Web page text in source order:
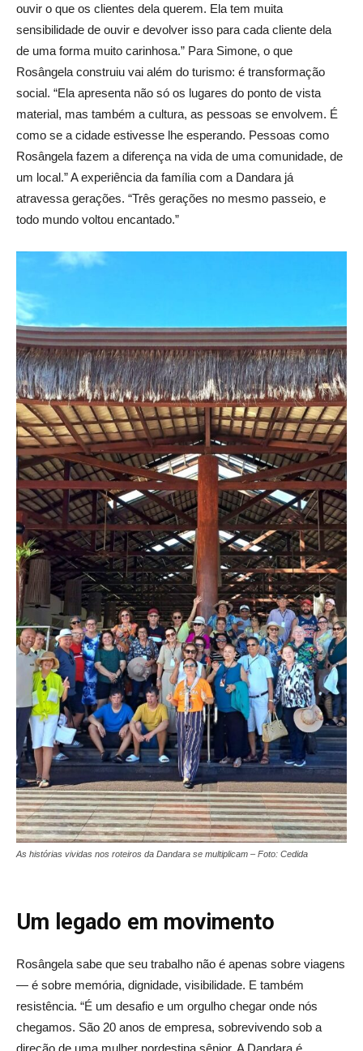
ouvir o que os clientes dela querem. Ela tem muita
sensibilidade de ouvir e devolver isso para cada cliente dela
de uma forma muito carinhosa.” Para Simone, o que
Rosângela construiu vai além do turismo: é transformação
social. “Ela apresenta não só os lugares do ponto de vista
material, mas também a cultura, as pessoas se envolvem. É
como se a cidade estivesse lhe esperando. Pessoas como
Rosângela fazem a diferença na vida de uma comunidade, de
um local.” A experiência da família com a Dandara já
atravessa gerações. “Três gerações no mesmo passeio, e
todo mundo voltou encantado.”
As histórias vividas nos roteiros da Dandara se multiplicam – Foto: Cedida
Um legado em movimento
Rosângela sabe que seu trabalho não é apenas sobre viagens
— é sobre memória, dignidade, visibilidade. E também
resistência. “É um desafio e um orgulho chegar onde nós
chegamos. São 20 anos de empresa, sobrevivendo sob a
direção de uma mulher nordestina sênior. A Dandara é